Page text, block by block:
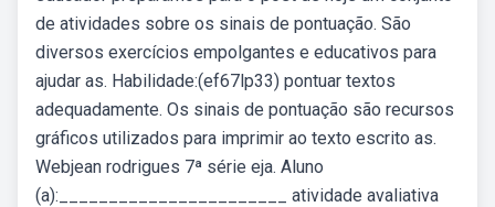
de atividades sobre os sinais de pontuação. São
diversos exercícios empolgantes e educativos para
ajudar as. Habilidade:(ef67lp33) pontuar textos
adequadamente. Os sinais de pontuação são recursos
gráficos utilizados para imprimir ao texto escrito as.
Webjean rodrigues 7ª série eja. Aluno
(a):_______________________ atividade avaliativa